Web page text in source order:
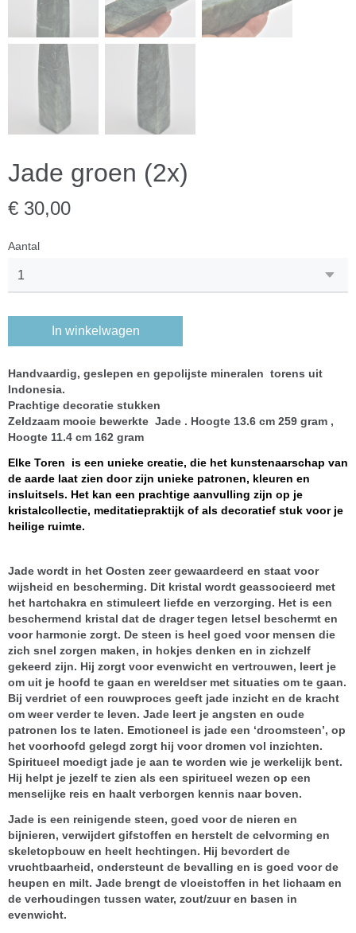
Jade groen (2x)
€ 30,00
Aantal
In winkelwagen
Handvaardig, geslepen en gepolijste mineralen torens uit
Indonesia.
Prachtige decoratie stukken
Zeldzaam mooie bewerkte Jade . Hoogte 13.6 cm 259 gram ,
Hoogte 11.4 cm 162 gram
Elke Toren is een unieke creatie, die het kunstenaarschap van
de aarde laat zien door zijn unieke patronen, kleuren en
insluitsels. Het kan een prachtige aanvulling zijn op je
kristalcollectie, meditatiepraktijk of als decoratief stuk voor je
heilige ruimte.
Jade wordt in het Oosten zeer gewaardeerd en staat voor
wijsheid en bescherming. Dit kristal wordt geassocieerd met
het hartchakra en stimuleert liefde en verzorging. Het is een
beschermend kristal dat de drager tegen letsel beschermt en
voor harmonie zorgt. De steen is heel goed voor mensen die
zich snel zorgen maken, in hokjes denken en in zichzelf
gekeerd zijn. Hij zorgt voor evenwicht en vertrouwen, leert je
om uit je hoofd te gaan en wereldser met situaties om te gaan.
Bij verdriet of een rouwproces geeft jade inzicht en de kracht
om weer verder te leven. Jade leert je angsten en oude
patronen los te laten. Emotioneel is jade een ‘droomsteen’, op
het voorhoofd gelegd zorgt hij voor dromen vol inzichten.
Spiritueel moedigt jade je aan te worden wie je werkelijk bent.
Hij helpt je jezelf te zien als een spiritueel wezen op een
menselijke reis en haalt verborgen kennis naar boven.
Jade is een reinigende steen, goed voor de nieren en
bijnieren, verwijdert gifstoffen en herstelt de celvorming en
skeletopbouw en heelt hechtingen. Hij bevordert de
vruchtbaarheid, ondersteunt de bevalling en is goed voor de
heupen en milt. Jade brengt de vloeistoffen in het lichaam en
de verhoudingen tussen water, zout/zuur en basen in
evenwicht.